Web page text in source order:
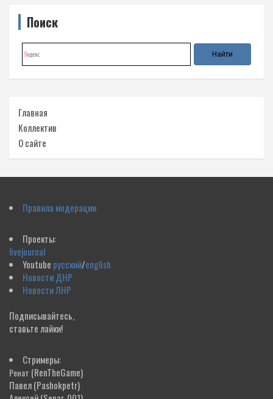
Поиск
Главная
Коллектив
О сайте
Правила модерации
Проекты:
livejournal
Youtube русский/english
Новости ДНР
Новости ЛНР
Подписывайтесь,
ставьте лайки!
Стримеры:
Ренат (RenTheGame)
Павел(Pashokpetr)